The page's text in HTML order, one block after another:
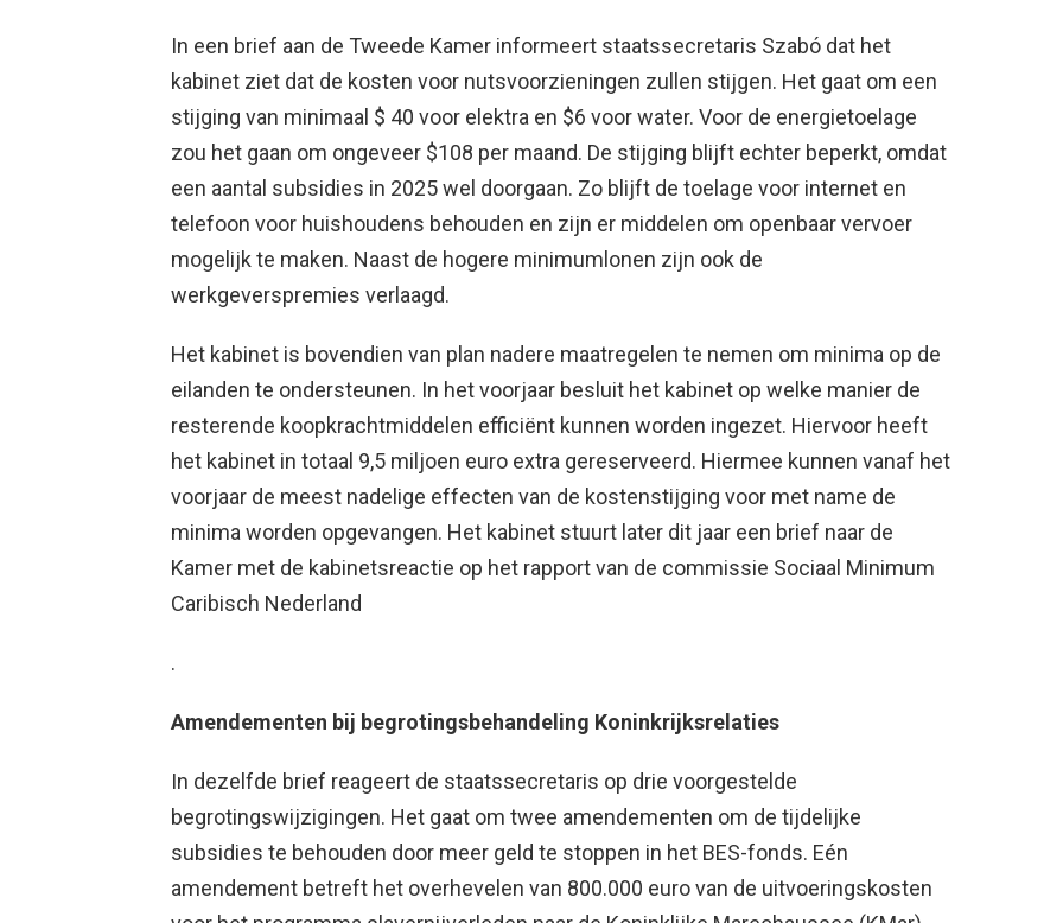
In een brief aan de Tweede Kamer informeert staatssecretaris Szabó dat het
kabinet ziet dat de kosten voor nutsvoorzieningen zullen stijgen. Het gaat om een
stijging van minimaal $ 40 voor elektra en $6 voor water. Voor de energietoelage
zou het gaan om ongeveer $108 per maand. De stijging blijft echter beperkt, omdat
een aantal subsidies in 2025 wel doorgaan. Zo blijft de toelage voor internet en
telefoon voor huishoudens behouden en zijn er middelen om openbaar vervoer
mogelijk te maken. Naast de hogere minimumlonen zijn ook de
werkgeverspremies verlaagd.
Het kabinet is bovendien van plan nadere maatregelen te nemen om minima op de
eilanden te ondersteunen. In het voorjaar besluit het kabinet op welke manier de
resterende koopkrachtmiddelen efficiënt kunnen worden ingezet. Hiervoor heeft
het kabinet in totaal 9,5 miljoen euro extra gereserveerd. Hiermee kunnen vanaf het
voorjaar de meest nadelige effecten van de kostenstijging voor met name de
minima worden opgevangen. Het kabinet stuurt later dit jaar een brief naar de
Kamer met de kabinetsreactie op het rapport van de commissie Sociaal Minimum
Caribisch Nederland
.
Amendementen bij begrotingsbehandeling Koninkrijksrelaties
In dezelfde brief reageert de staatssecretaris op drie voorgestelde
begrotingswijzigingen. Het gaat om twee amendementen om de tijdelijke
subsidies te behouden door meer geld te stoppen in het BES-fonds. Eén
amendement betreft het overhevelen van 800.000 euro van de uitvoeringskosten